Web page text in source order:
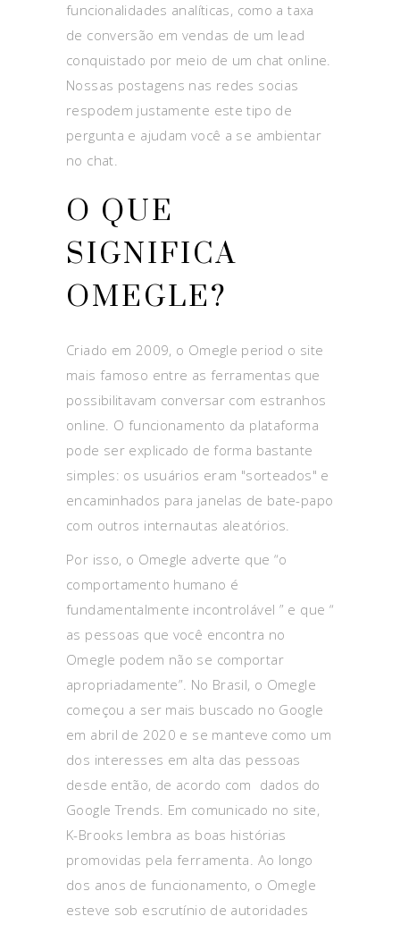
funcionalidades analíticas, como a taxa
de conversão em vendas de um lead
conquistado por meio de um chat online.
Nossas postagens nas redes socias
respodem justamente este tipo de
pergunta e ajudam você a se ambientar
no chat.
O QUE
SIGNIFICA
OMEGLE?
Criado em 2009, o Omegle period o site
mais famoso entre as ferramentas que
possibilitavam conversar com estranhos
online. O funcionamento da plataforma
pode ser explicado de forma bastante
simples: os usuários eram "sorteados" e
encaminhados para janelas de bate-papo
com outros internautas aleatórios.
Por isso, o Omegle adverte que “o
comportamento humano é
fundamentalmente incontrolável ” e que “
as pessoas que você encontra no
Omegle podem não se comportar
apropriadamente”. No Brasil, o Omegle
começou a ser mais buscado no Google
em abril de 2020 e se manteve como um
dos interesses em alta das pessoas
desde então, de acordo com dados do
Google Trends. Em comunicado no site,
K-Brooks lembra as boas histórias
promovidas pela ferramenta. Ao longo
dos anos de funcionamento, o Omegle
esteve sob escrutínio de autoridades